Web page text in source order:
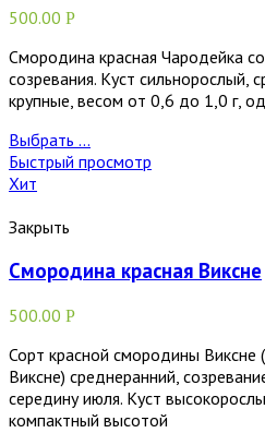
500.00 Р
Смородина красная Чародейка
созревания. Куст сильнорослый,
крупные, весом от 0,6 до 1,0 г,
Выбрать ...
Быстрый просмотр
Хит
Закрыть
Смородина красная Виксне
500.00 Р
Сорт красной смородины Виксне
Виксне) среднеранний,
середину июля. Куст
компактный высотой